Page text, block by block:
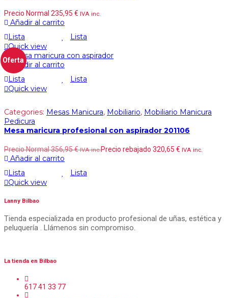
Precio Normal 235,95 € IVA inc.
Añadir al carrito
Lista
Lista
Quick view
Oferta
Añadir al carrito
Lista
Lista
Quick view
Categories: Mesas Manicura, Mobiliario, Mobiliario Manicura
Pedicura
Mesa maricura profesional con aspirador 201106
Precio Normal356,95€ IVA inc.Precio rebajado 320,65 € IVA inc.
Añadir al carrito
Lista
Lista
Quick view
Lanny Bilbao
Tienda especializada en producto profesional de uñas, estética y
peluquería . Llámenos sin compromiso.
La tienda en Bilbao
617 41 33 77